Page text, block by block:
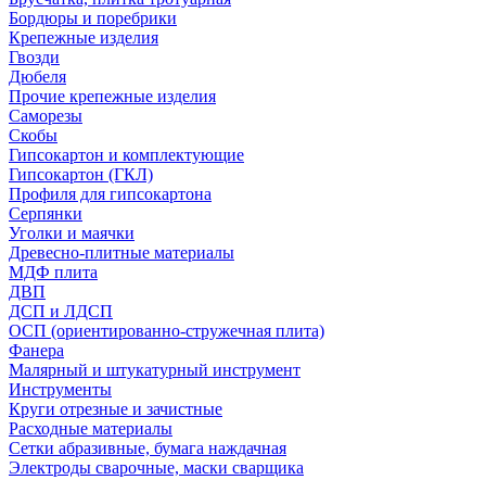
Бордюры и поребрики
Крепежные изделия
Гвозди
Дюбеля
Прочие крепежные изделия
Саморезы
Скобы
Гипсокартон и комплектующие
Гипсокартон (ГКЛ)
Профиля для гипсокартона
Серпянки
Уголки и маячки
Древесно-плитные материалы
МДФ плита
ДВП
ДСП и ЛДСП
ОСП (ориентированно-стружечная плита)
Фанера
Малярный и штукатурный инструмент
Инструменты
Круги отрезные и зачистные
Расходные материалы
Сетки абразивные, бумага наждачная
Электроды сварочные, маски сварщика